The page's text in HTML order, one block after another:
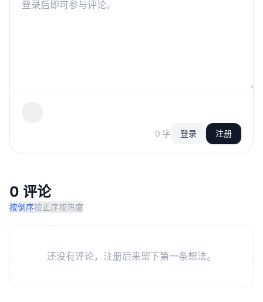
0 字 登录 注册
0 评论
按倒序按正序按热度
还没有评论，注册后来留下第一条想法。